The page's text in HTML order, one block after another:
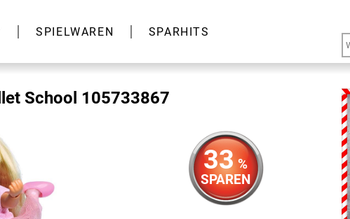
SPIELWAREN SPARHITS
School 105733867
33 %
SPAREN